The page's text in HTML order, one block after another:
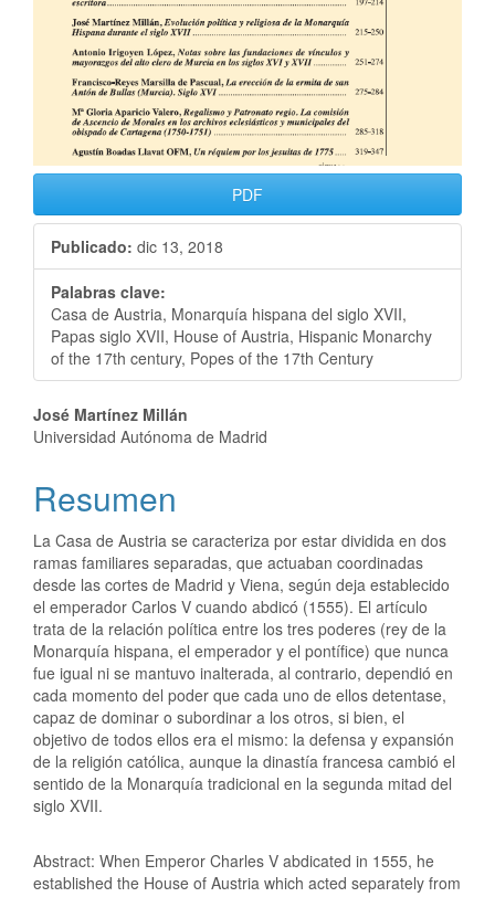
PDF
Publicado: dic 13, 2018
Palabras clave:
Casa de Austria, Monarquía hispana del siglo XVII,
Papas siglo XVII, House of Austria, Hispanic Monarchy
of the 17th century, Popes of the 17th Century
José Martínez Millán
Universidad Autónoma de Madrid
Resumen
La Casa de Austria se caracteriza por estar dividida en dos
ramas familiares separadas, que actuaban coordinadas
desde las cortes de Madrid y Viena, según deja establecido
el emperador Carlos V cuando abdicó (1555). El artículo
trata de la relación política entre los tres poderes (rey de la
Monarquía hispana, el emperador y el pontífice) que nunca
fue igual ni se mantuvo inalterada, al contrario, dependió en
cada momento del poder que cada uno de ellos detentase,
capaz de dominar o subordinar a los otros, si bien, el
objetivo de todos ellos era el mismo: la defensa y expansión
de la religión católica, aunque la dinastía francesa cambió el
sentido de la Monarquía tradicional en la segunda mitad del
siglo XVII.
Abstract: When Emperor Charles V abdicated in 1555, he
established the House of Austria which acted separately from